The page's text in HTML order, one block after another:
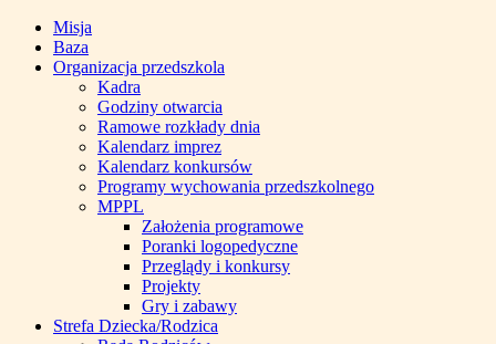
Misja
Baza
Organizacja przedszkola
Kadra
Godziny otwarcia
Ramowe rozkłady dnia
Kalendarz imprez
Kalendarz konkursów
Programy wychowania przedszkolnego
MPPL
Założenia programowe
Poranki logopedyczne
Przeglądy i konkursy
Projekty
Gry i zabawy
Strefa Dziecka/Rodzica